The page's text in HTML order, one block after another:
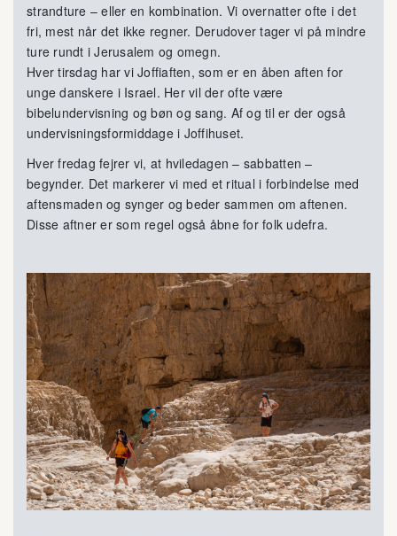
strandture – eller en kombination. Vi overnatter ofte i det
fri, mest når det ikke regner. Derudover tager vi på mindre
ture rundt i Jerusalem og omegn.
Hver tirsdag har vi Joffiaften, som er en åben aften for
unge danskere i Israel. Her vil der ofte være
bibelundervisning og bøn og sang. Af og til er der også
undervisningsformiddage i Joffihuset.
Hver fredag fejrer vi, at hviledagen – sabbatten –
begynder. Det markerer vi med et ritual i forbindelse med
aftensmaden og synger og beder sammen om aftenen.
Disse aftner er som regel også åbne for folk udefra.